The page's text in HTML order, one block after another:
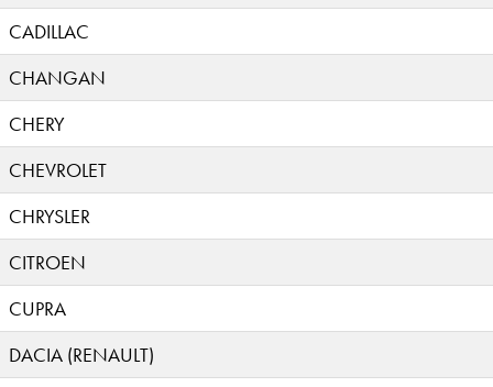
CADILLAC
CHANGAN
CHERY
CHEVROLET
CHRYSLER
CITROEN
CUPRA
DACIA (RENAULT)